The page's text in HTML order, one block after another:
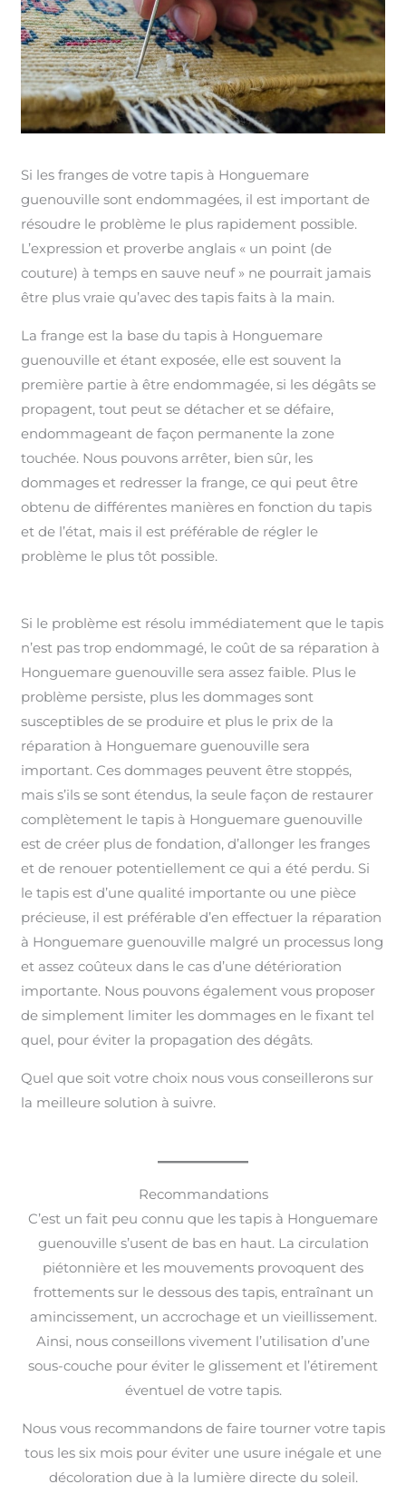
Si les franges de votre tapis à Honguemare
guenouville sont endommagées, il est important de
résoudre le problème le plus rapidement possible.
L’expression et proverbe anglais « un point (de
couture) à temps en sauve neuf » ne pourrait jamais
être plus vraie qu’avec des tapis faits à la main.
La frange est la base du tapis à Honguemare
guenouville et étant exposée, elle est souvent la
première partie à être endommagée, si les dégâts se
propagent, tout peut se détacher et se défaire,
endommageant de façon permanente la zone
touchée. Nous pouvons arrêter, bien sûr, les
dommages et redresser la frange, ce qui peut être
obtenu de différentes manières en fonction du tapis
et de l’état, mais il est préférable de régler le
problème le plus tôt possible.
Si le problème est résolu immédiatement que le tapis
n’est pas trop endommagé, le coût de sa réparation à
Honguemare guenouville sera assez faible. Plus le
problème persiste, plus les dommages sont
susceptibles de se produire et plus le prix de la
réparation à Honguemare guenouville sera
important. Ces dommages peuvent être stoppés,
mais s’ils se sont étendus, la seule façon de restaurer
complètement le tapis à Honguemare guenouville
est de créer plus de fondation, d’allonger les franges
et de renouer potentiellement ce qui a été perdu. Si
le tapis est d’une qualité importante ou une pièce
précieuse, il est préférable d’en effectuer la réparation
à Honguemare guenouville malgré un processus long
et assez coûteux dans le cas d’une détérioration
importante. Nous pouvons également vous proposer
de simplement limiter les dommages en le fixant tel
quel, pour éviter la propagation des dégâts.
Quel que soit votre choix nous vous conseillerons sur
la meilleure solution à suivre.
Recommandations
C’est un fait peu connu que les tapis à Honguemare
guenouville s’usent de bas en haut. La circulation
piétonnière et les mouvements provoquent des
frottements sur le dessous des tapis, entraînant un
amincissement, un accrochage et un vieillissement.
Ainsi, nous conseillons vivement l’utilisation d’une
sous-couche pour éviter le glissement et l’étirement
éventuel de votre tapis.
Nous vous recommandons de faire tourner votre tapis
tous les six mois pour éviter une usure inégale et une
décoloration due à la lumière directe du soleil.